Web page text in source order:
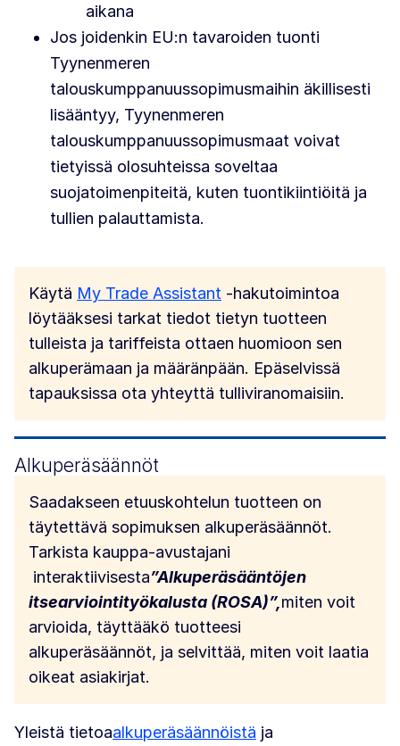
aikana
Jos joidenkin EU:n tavaroiden tuonti
Tyynenmeren
talouskumppanuussopimusmaihin äkillisesti
lisääntyy, Tyynenmeren
talouskumppanuussopimusmaat voivat
tietyissä olosuhteissa soveltaa
suojatoimenpiteitä, kuten tuontikiintiöitä ja
tullien palauttamista.
Käytä My Trade Assistant -hakutoimintoa
löytääksesi tarkat tiedot tietyn tuotteen
tulleista ja tariffeista ottaen huomioon sen
alkuperämaan ja määränpään. Epäselvissä
tapauksissa ota yhteyttä tulliviranomaisiin.
Alkuperäsäännöt
Saadakseen etuuskohtelun tuotteen on
täytettävä sopimuksen alkuperäsäännöt.
Tarkista kauppa-avustajani
interaktiivisesta”Alkuperäsääntöjen
itsearviointityökalusta (ROSA)”, miten voit
arvioida, täyttääkö tuotteesi
alkuperäsäännöt, ja selvittää, miten voit laatia
oikeat asiakirjat.
Yleistä tietoaalkuperäsäännöistä ja